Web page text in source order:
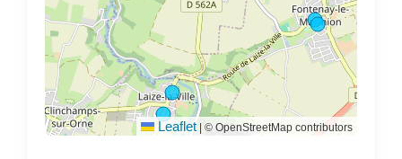
Leaflet | © OpenStreetMap contributors